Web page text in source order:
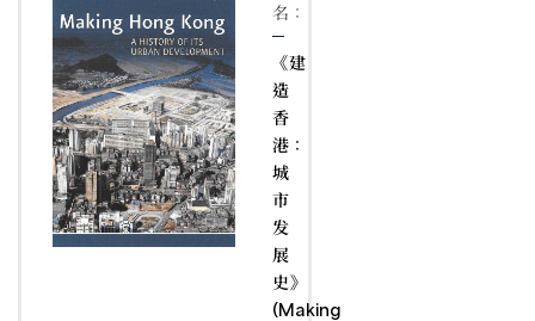
名：
《建
造
香
港：
城
市
发
展
史》
(Making